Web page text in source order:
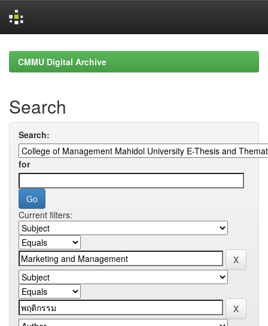
navigationCMMU Digital Archive
Search
Search:
for
Current filters: